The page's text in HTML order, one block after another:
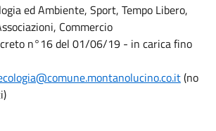
ed Ambiente, Sport, Tempo Libero,
Commercio
n°16 del 01/06/19 - in carica fino
(no